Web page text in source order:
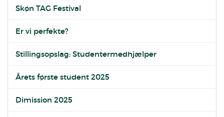
Skøn TAG Festival
Er vi perfekte?
Stillingsopslag: Studentermedhjælper
Årets første student 2025
Dimission 2025